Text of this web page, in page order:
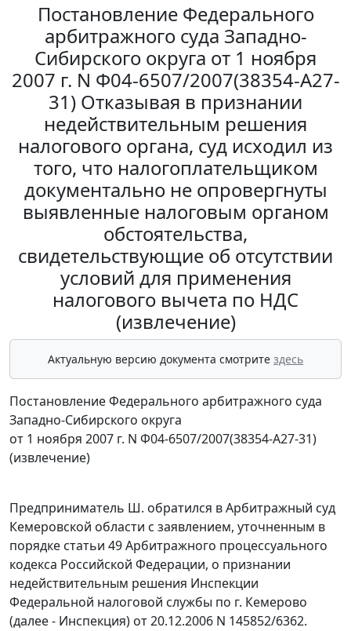
Постановление Федерального
арбитражного суда Западно-
Сибирского округа от 1 ноября
2007 г. N Ф04-6507/2007(38354-А27-
31) Отказывая в признании
недействительным решения
налогового органа, суд исходил из
того, что налогоплательщиком
документально не опровергнуты
выявленные налоговым органом
обстоятельства,
свидетельствующие об отсутствии
условий для применения
налогового вычета по НДС
(извлечение)
Актуальную версию документа смотрите здесь
Постановление Федерального арбитражного суда
Западно-Сибирского округа
от 1 ноября 2007 г. N Ф04-6507/2007(38354-А27-31)
(извлечение)
Предприниматель Ш. обратился в Арбитражный суд
Кемеровской области с заявлением, уточненным в
порядке статьи 49Арбитражного процессуального
кодекса Российской Федерации, о признании
недействительным решения Инспекции
Федеральной налоговой службы по г. Кемерово
(далее - Инспекция) от 20.12.2006 N 145852/6362.